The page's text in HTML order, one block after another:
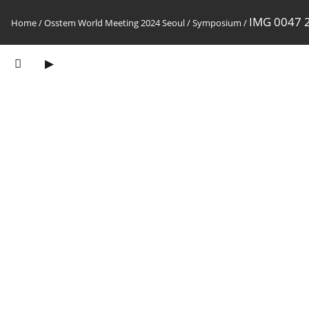
Home/Osstem World Meeting 2024 Seoul/Symposium / IMG 0047